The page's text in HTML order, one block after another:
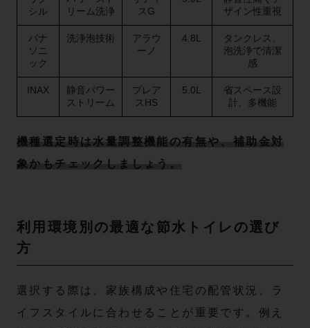
シル
リーム洗浄
スG
ザイン性重視
パナ
ソニ
ック
洗浄泡技術
アラウ
ーノ
4.8L
タンクレス、
泡洗浄で清潔
感
INAX
静音パワー
ストリーム
プレア
スHS
5.0L
省スペース設
計、多機能
機種選定時は水量調整機能の有無や、補助金対
象かもチェックしましょう。
利用環境別の最適な節水トイレの選び
方
選択する際は、家族構成や住宅の配管状況、ラ
イフスタイルに合わせることが重要です。例え